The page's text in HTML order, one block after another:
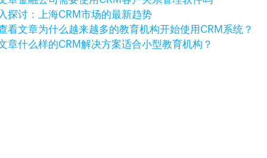
探讨：上海CRM市场的最新趋势
看文章为什么越来越多的教育机构开始使用CRM系统？
章什么样的CRM解决方案适合小型教育机构？